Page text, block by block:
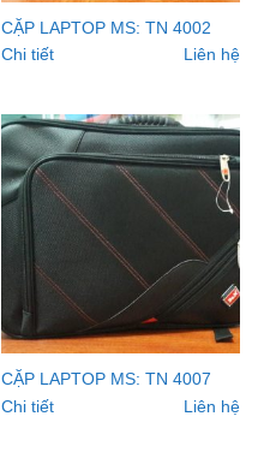
CẶP LAPTOP MS: TN 4002
Chi tiết
Liên hệ
CẶP LAPTOP MS: TN 4007
Chi tiết
Liên hệ